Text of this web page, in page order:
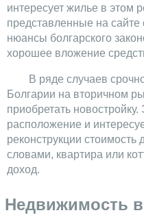
интересует жилье в этом
представленные на
нюансы болгарского
хорошее вложение
В ряде случаев
Болгарии на вторичном
приобретать
расположение и
реконструкции
словами, квартира или
доход.
Недвижимость